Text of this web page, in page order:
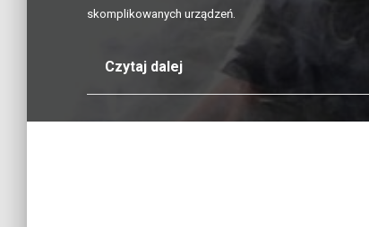
skomplikowanych urządzeń.
Czytaj dalej